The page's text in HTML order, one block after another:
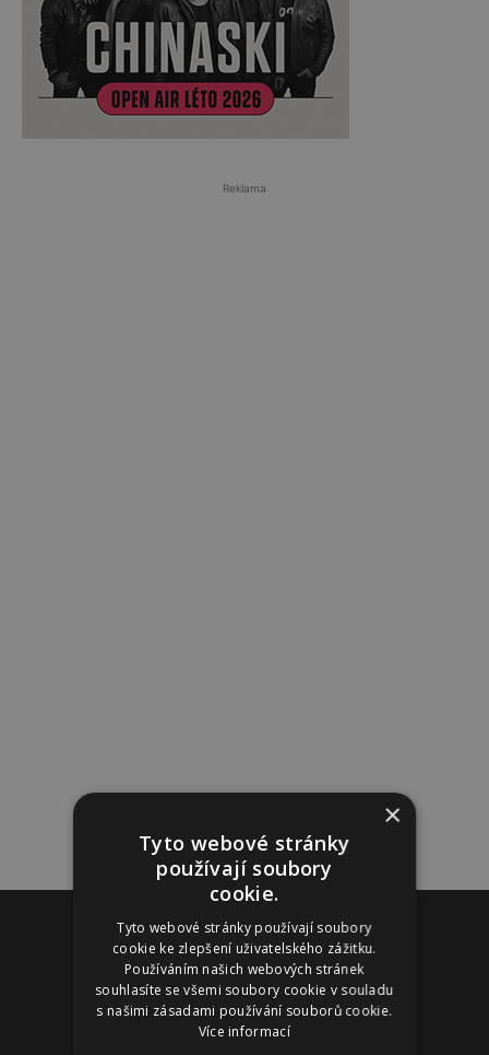
Reklama
×
Tyto webové stránky
používají soubory
cookie.
Tyto webové stránky používají soubory
cookie ke zlepšení uživatelského zážitku.
Používáním našich webových stránek
souhlasíte se všemi soubory cookie v souladu
s našimi zásadami používání souborů cookie.
Více informací